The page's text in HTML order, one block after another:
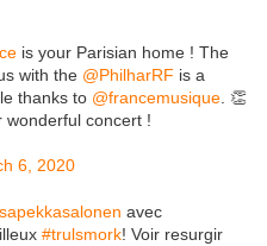
is your Parisian home ! The
with the @PhilharRF is a
thanks to @francemusique . 👏
wonderful concert !
6, 2020
avec
#trulsmork! Voir resurgir